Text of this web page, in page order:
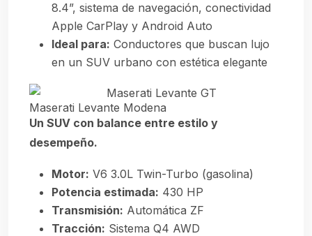
8.4”, sistema de navegación, conectividad
Apple CarPlay y Android Auto
Ideal para: Conductores que buscan lujo
en un SUV urbano con estética elegante
Maserati Levante Modena
Un SUV con balance entre estilo y
desempeño.
Motor: V6 3.0L Twin-Turbo (gasolina)
Potencia estimada: 430 HP
Transmisión: Automática ZF
Tracción: Sistema Q4 AWD